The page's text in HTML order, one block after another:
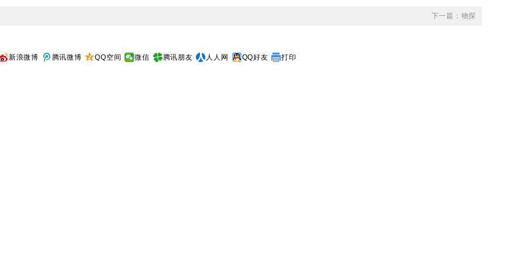
下一篇：物探
新浪微博 腾讯微博 QQ空间 微信 腾讯朋友 人人网 QQ好友 打印